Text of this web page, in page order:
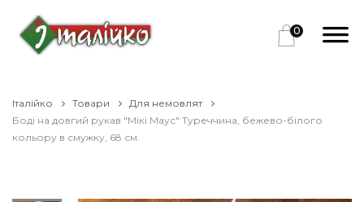
0
Італійко Товари
Для немовлят
Боді на довгий рукав "Мікі Маус" Туреччина, бежево-білого
кольору в смужку, 68 см.